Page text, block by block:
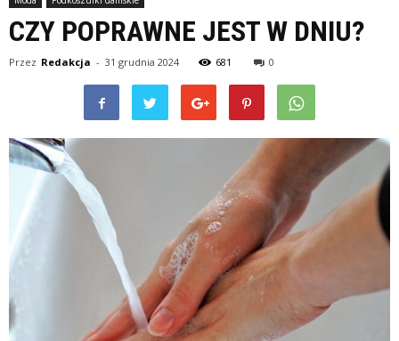
CZY POPRAWNE JEST W DNIU?
Przez Redakcja - 31 grudnia 2024 681 0